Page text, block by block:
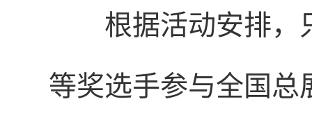
根据活动安排，
等奖选手参与全国总